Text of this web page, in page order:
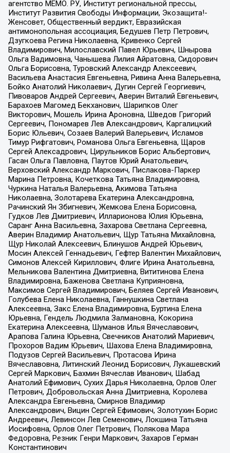
агентство МЕМО. РУ, Институт региональной прессы,
Институт Развития Свободы Информации, Экозащита!-
Женсовет, Общественный вердикт, Евразийская
антимонопольная ассоциация, Бедушев Петр Петрович,
Дзугкоева Регина Николаевна, Кривенко Сергей
Владимирович, Милославский Павел Юрьевич, Шнырова
Ольга Вадимовна, Чанышева Лилия Айратовна, Сидорович
Ольга Борисовна, Туровский Александр Алексеевич,
Васильева Анастасия Евгеньевна, Ривина Анна Валерьевна,
Бойко Анатолий Николаевич, Дугин Сергей Георгиевич,
Пивоваров Андрей Сергеевич, Аверин Виталий Евгеньевич,
Барахоев Магомед Бекханович, Шарипков Олег
Викторович, Мошель Ирина Ароновна, Шведов Григорий
Сергеевич, Пономарев Лев Александрович, Каргалицкий
Борис Юльевич, Созаев Валерий Валерьевич, Исламов
Тимур Рифгатович, Романова Ольга Евгеньевна, Щаров
Сергей Алексадрович, Цирульников Борис Альбертович,
Гасан Ольга Павловна, Паутов Юрий Анатольевич,
Верховский Александр Маркович, Пислакова-Паркер
Марина Петровна, Кочеткова Татьяна Владимировна,
Чуркина Наталья Валерьевна, Акимова Татьяна
Николаевна, Золотарева Екатерина Александровна,
Рачинский Ян Збигневич, Жемкова Елена Борисовна,
Гудков Лев Дмитриевич, Илларионова Юлия Юрьевна,
Саранг Анна Васильевна, Захарова Светлана Сергеевна,
Аверин Владимир Анатольевич, Щур Татьяна Михайловна,
Щур Николай Алексеевич, Блинушов Андрей Юрьевич,
Мосин Алексей Геннадьевич, Гефтер Валентин Михайлович,
Симонов Алексей Кириллович, Флиге Ирина Анатольевна,
Мельникова Валентина Дмитриевна, Вититинова Елена
Владимировна, Баженова Светлана Куприяновна,
Максимов Сергей Владимирович, Беляев Сергей Иванович,
Голубева Елена Николаевна, Ганнушкина Светлана
Алексеевна, Закс Елена Владимировна, Буртина Елена
Юрьевна, Гендель Людмила Залмановна, Кокорина
Екатерина Алексеевна, Шуманов Илья Вячеславович,
Арапова Галина Юрьевна, Свечников Анатолий Мариевич,
Прохоров Вадим Юрьевич, Шахова Елена Владимировна,
Подузов Сергей Васильевич, Протасова Ирина
Вячеславовна, Литинский Леонид Борисович, Лукашевский
Сергей Маркович, Бахмин Вячеслав Иванович, Шабад
Анатолий Ефимович, Сухих Дарья Николаевна, Орлов Олег
Петрович, Добровольская Анна Дмитриевна, Королева
Александра Евгеньевна, Смирнов Владимир
Александрович, Вицин Сергей Ефимович, Золотухин Борис
Андреевич, Левинсон Лев Семенович, Локшина Татьяна
Иосифовна, Орлов Олег Петрович, Полякова Мара
Федоровна, Резник Генри Маркович, Захаров Герман
Константинович